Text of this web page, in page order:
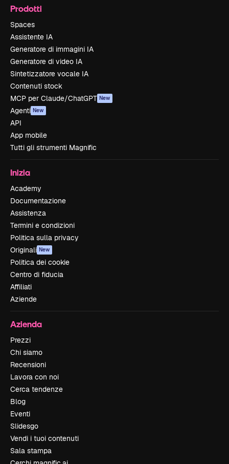
Prodotti
Spaces
Assistente IA
Generatore di immagini IA
Generatore di video IA
Sintetizzatore vocale IA
Contenuti stock
MCP per Claude/ChatGPT New
Agenti New
API
App mobile
Tutti gli strumenti Magnific
Inizia
Academy
Documentazione
Assistenza
Termini e condizioni
Politica sulla privacy
Originali New
Politica dei cookie
Centro di fiducia
Affiliati
Aziende
Azienda
Prezzi
Chi siamo
Recensioni
Lavora con noi
Cerca tendenze
Blog
Eventi
Slidesgo
Vendi i tuoi contenuti
Sala stampa